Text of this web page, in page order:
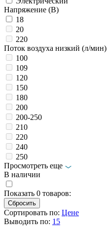
Напряжение (В)
18
20
220
Поток воздуха низкий (л/мин)
100
109
120
150
180
200
200-250
210
220
240
250
Просмотреть еще
В наличии
Показать 0 товаров:
Сортировать по: Цене
Выводить по: 15